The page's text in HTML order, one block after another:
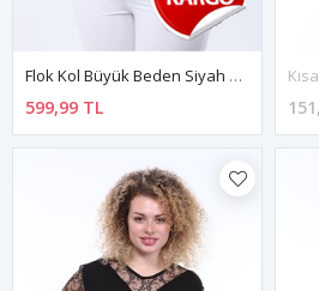
Flok Kol Büyük Beden Siyah Bluz 26C-1980
599,99 TL